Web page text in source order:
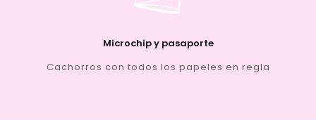
Microchip y pasaporte
Cachorros con todos los papeles en regla